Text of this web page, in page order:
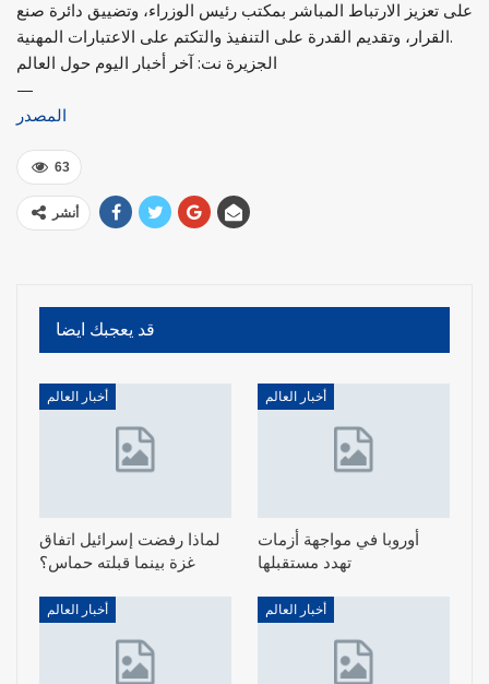
على تعزيز الارتباط المباشر بمكتب رئيس الوزراء، وتضييق دائرة صنع
القرار، وتقديم القدرة على التنفيذ والتكتم على الاعتبارات المهنية.
الجزيرة نت: آخر أخبار اليوم حول العالم
—
المصدر
63
أنشر
قد يعجبك ايضا
أخبار العالم
لماذا رفضت إسرائيل اتفاق
غزة بينما قبلته حماس؟
أخبار العالم
أوروبا في مواجهة أزمات
تهدد مستقبلها
أخبار العالم أخبار العالم